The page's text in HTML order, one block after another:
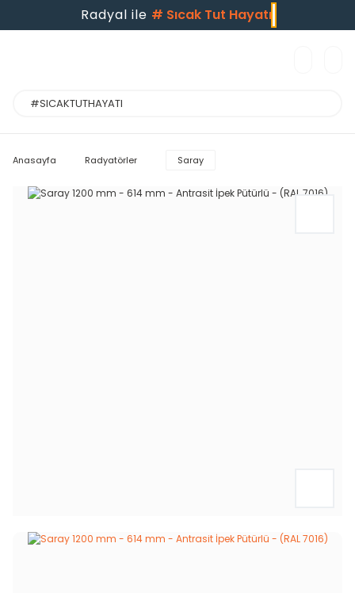
Radyal ile # Sıcak Tut Hayatı
Anasayfa Radyatörler Saray